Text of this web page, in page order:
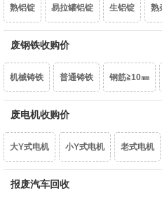
废紫杂铜、热水器（乘品位） 锡青
黄杂铜 铁黄铜
熟铝锭 易拉罐铝锭 生铝锭 熟
1系白料 6063白料
6082白料 2系白料 3系白料
型材铝屑 光亮铝线
干净铝模板 活塞 机体 汽车轮
民用生铝 国标生铝白料
废钢铁收购价
机械铸铁 普通铸铁 钢筋≧10㎜
重型废钢6-10㎜
油桶 镀锌铁片 干净彩钢瓦 轻
边角冲片 矽钢片
废电机收购价
大Y式电机 小Y式电机 老式电机
小压缩机 铝芯电机
报废汽车回收